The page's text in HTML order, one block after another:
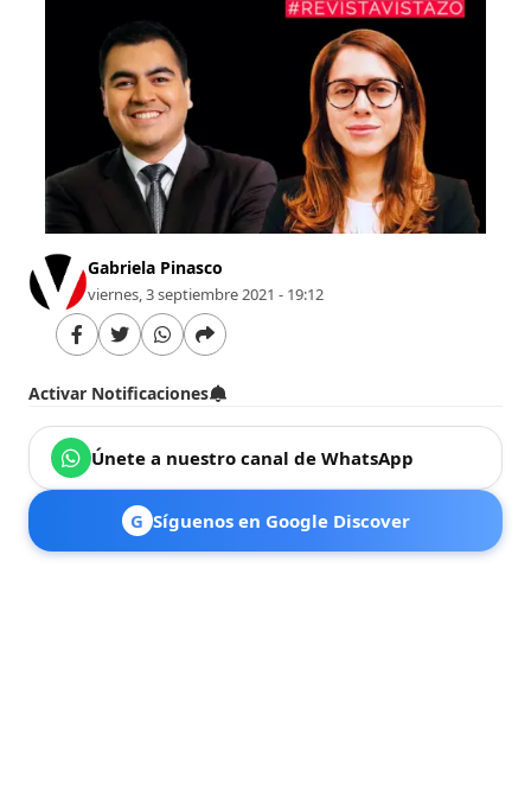
Gabriela Pinasco
viernes, 3 septiembre 2021 - 19:12
Activar Notificaciones
Únete a nuestro canal de WhatsApp
G Síguenos en Google Discover